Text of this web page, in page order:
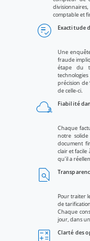
comptable et
playlist_add_check_circle Exactitude
Une
fraude
étape du
précision
de celle-ci.
cloud
component_exchange
Fiabilité
Chaque
notre
document
clair et facile
qu'il a
find_in_page
Pour traiter
de
Chaque
jour, dans
calculate Clarté des